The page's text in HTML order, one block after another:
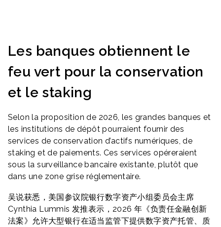
Les banques obtiennent le
feu vert pour la conservation
et le staking
Selon la proposition de 2026, les grandes banques et
les institutions de dépôt pourraient fournir des
services de conservation d’actifs numériques, de
staking et de paiements. Ces services opéreraient
sous la surveillance bancaire existante, plutôt que
dans une zone grise réglementaire.
吴说获悉，美国参议院银行数字资产小组委员会主席
Cynthia Lummis 发推表示，2026 年《负责任金融创新
法案》允许大型银行在适当监管下提供数字资产托管、质